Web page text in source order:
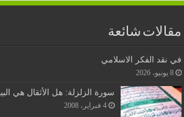
مقالات شائعة
في نقد الفكر الاسلامي
8 يونيو، 2026
سورة الزلزلة: هل الأثقال هي
4 فبراير، 2008